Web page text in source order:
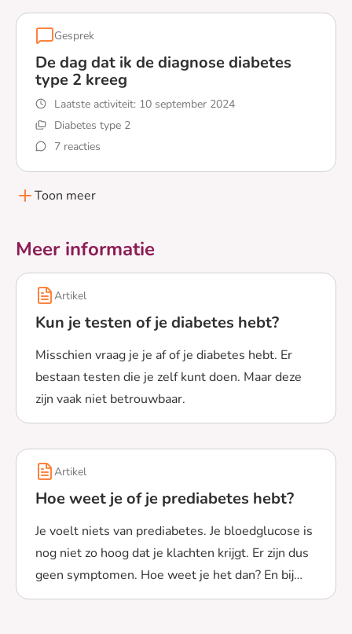
Gesprek
De dag dat ik de diagnose diabetes
type 2 kreeg
Laatste activiteit: 10 september 2024
Diabetes type 2
7 reacties
Lees meer over De dag dat ik de diagnose diabetes
Toon meer
Meer informatie
Artikel
Kun je testen of je diabetes hebt?
Misschien vraag je je af of je diabetes hebt. Er
bestaan testen die je zelf kunt doen. Maar deze
zijn vaak niet betrouwbaar.
Lees meer over Kun je testen of je diabetes hebt?
Artikel
Hoe weet je of je prediabetes hebt?
Je voelt niets van prediabetes. Je bloedglucose is
nog niet zo hoog dat je klachten krijgt. Er zijn dus
geen symptomen. Hoe weet je het dan? En bij
welke bloedglucosewaarde heb je prediabetes?
Lees meer over Hoe weet je of je prediabetes hebt?